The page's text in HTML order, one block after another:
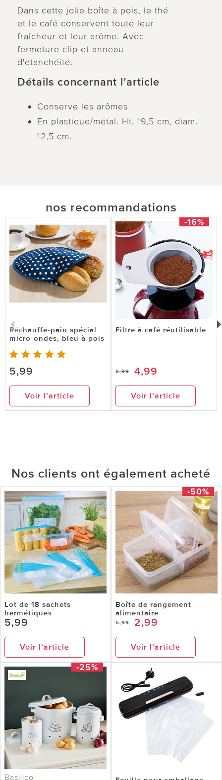
Dans cette jolie boîte à pois, le thé
et le café conservent toute leur
fraîcheur et leur arôme. Avec
fermeture clip et anneau
d'étanchéité.
Détails concernant l’article
Conserve les arômes
En plastique/métal. Ht. 19,5 cm, diam.
12,5 cm.
nos recommandations
Réchauffe-pain spécial
micro-ondes, bleu à pois
5,99
Voir l’article
-16%
Filtre à café réutilisable
5,99 4,99
Voir l’article
Nos clients ont également acheté
Lot de 18 sachets
hermétiques
5,99
Voir l’article
-50%
Boîte de rangement
alimentaire
5,99 2,99
Voir l’article
-25%
Basilico